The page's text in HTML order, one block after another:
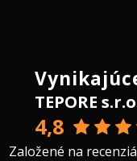
TEPORE
4,8
Založené na